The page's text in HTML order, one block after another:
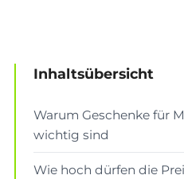
Inhaltsübersicht
Warum Geschenke für
wichtig sind
Wie hoch dürfen die